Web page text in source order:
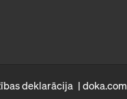
deklarācija doka.com